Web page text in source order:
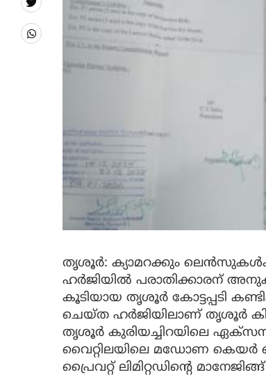
തൃശൂർ: ക്യാമറക്കും
ഹർജിയിൽ പരാതിക്കാരന്
കൂടിയായ തൃശൂർ കോട്ടപ്പടി
ചെയ്ത ഹർജിയിലാണ് തൃശൂർ
തൃശൂർ കുരിയച്ചിറയിലെ
വൈറ്റിലയിലെ മഡോണ കെയർ
പ്രൈവറ്റ് ലിമിറ്റഡിൻ്റെ